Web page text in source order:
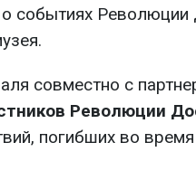
событиях Революции
совместно с
Революции
погибших во